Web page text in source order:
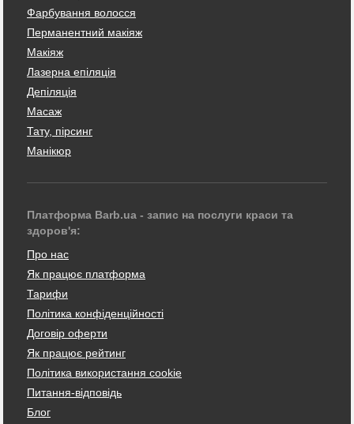
Фарбування волосся
Перманентний макіяж
Макіяж
Лазерна епіляція
Депіляція
Масаж
Тату, пірсинг
Манікюр
Платформа Barb.ua - запис на послуги краси та
здоров'я:
Про нас
Як працює платформа
Тарифи
Політика конфіденційності
Договір оферти
Як працює рейтинг
Політика використання cookie
Питання-відповідь
Блог